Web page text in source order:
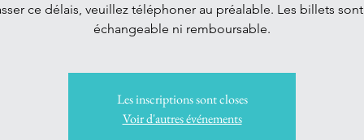
ce délais, veuillez téléphoner au préalable. Les billets
échangeable ni remboursable.
Les inscriptions sont closes
Voir d'autres événements